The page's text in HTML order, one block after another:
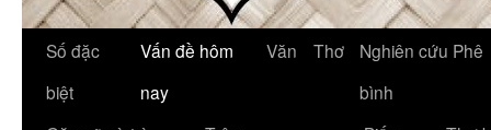
Số đặc
biệt
Vấn đề hôm
nay
Văn Thơ
Nghiên cứu Phê
bình